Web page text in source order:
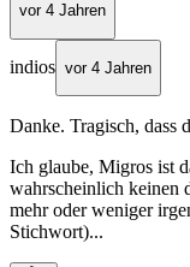
vor 4 Jahren
indios vor 4 Jahren
Danke. Tragisch, dass
Ich glaube, Migros ist
wahrscheinlich keinen
mehr oder weniger
Stichwort)...